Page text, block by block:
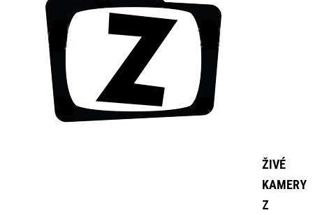
ŽIVÉ
KAMERY
Z